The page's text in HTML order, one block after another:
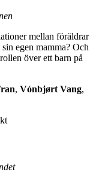
mellan föräldrar
egen mamma? Och
över ett barn på
, Vónbjørt Vang,